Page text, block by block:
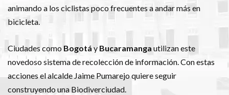
animando a los ciclistas poco frecuentes a andar más en
bicicleta.
Ciudades como Bogotá y Bucaramanga utilizan este
novedoso sistema de recolección de información. Con estas
acciones el alcalde Jaime Pumarejo quiere seguir
construyendo una Biodiverciudad.